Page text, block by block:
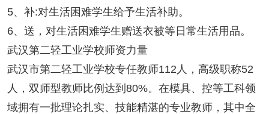
5、补:对生活困难学生给予生活补助。
6、送，对生活困难学生赠送衣被等日常生活用品。
武汉第二轻工业学校师资力量
武汉市第二轻工业学校专任教师112人，高级职称52
人，双师型教师比例达到80%。在模具、控等工科领
域拥有一批理论扎实、技能精湛的专业教师，其中全